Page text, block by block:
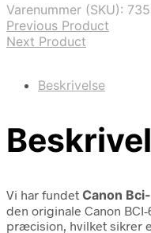
Varenummer (SKU):
Previous Product
Next Product
Beskrivelse
Vi har fundet Canon
den originale Canon
præcision, hvilket sikrer